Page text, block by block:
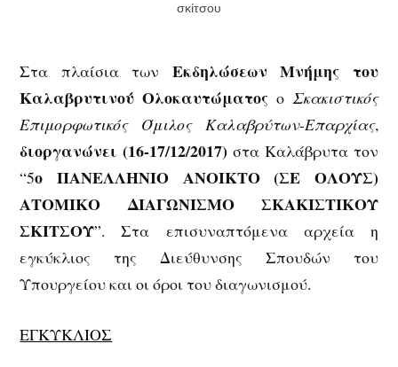
σκίτσου
Στα πλαίσια των Εκδηλώσεων Μνήμης
του
Καλαβρυτινού Ολοκαυτώματος ο Σκακιστικός
Επιμορφωτικός Όμιλος Καλαβρύτων-Επαρχίας,
διοργανώνει (16-17/12/2017)στα Καλάβρυτα τον
“5ο ΠΑΝΕΛΛΗΝΙΟ ΑΝΟΙΚΤΟ (ΣΕ ΟΛΟΥΣ)
ΑΤΟΜΙΚΟ ΔΙΑΓΩΝΙΣΜΟ ΣΚΑΚΙΣΤΙΚΟΥ
ΣΚΙΤΣΟΥ”. Στα επισυναπτόμενα αρχεία η
εγκύκλιος της Διεύθυνσης Σπουδών του
Υπουργείου και οι όροι του διαγωνισμού.
ΕΓΚΥΚΛΙΟΣ